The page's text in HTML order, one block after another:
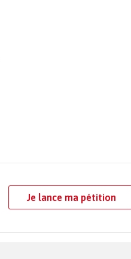
Je lance ma pétition